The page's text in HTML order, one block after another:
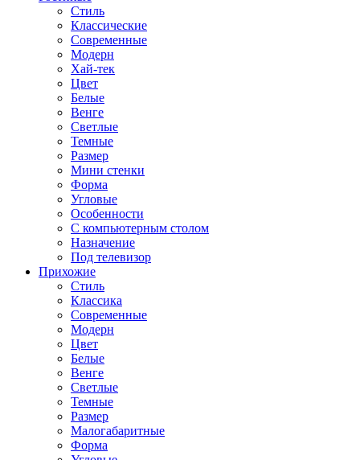
Стиль
Классические
Современные
Модерн
Хай-тек
Цвет
Белые
Венге
Светлые
Темные
Размер
Мини стенки
Форма
Угловые
Особенности
С компьютерным столом
Назначение
Под телевизор
Прихожие
Стиль
Классика
Современные
Модерн
Цвет
Белые
Венге
Светлые
Темные
Размер
Малогабаритные
Форма